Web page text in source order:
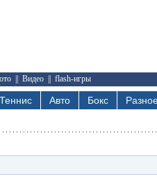
Видео flash-игры
Теннис Авто Бокс